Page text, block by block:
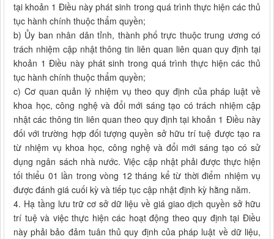
tại khoản 1 Điều này phát sinh trong quá trình thực hiện các thủ
tục hành chính thuộc thẩm quyền;
b) Ủy ban nhân dân tỉnh, thành phố trực thuộc trung ương có
trách nhiệm cập nhật thông tin liên quan liên quan quy định tại
khoản 1 Điều này phát sinh trong quá trình thực hiện các thủ
tục hành chính thuộc thẩm quyền;
c) Cơ quan quản lý nhiệm vụ theo quy định của pháp luật về
khoa học, công nghệ và đổi mới sáng tạo có trách nhiệm cập
nhật các thông tin liên quan theo quy định tại khoản 1 Điều này
đối với trường hợp đối tượng quyền sở hữu trí tuệ được tạo ra
từ nhiệm vụ khoa học, công nghệ và đổi mới sáng tạo có sử
dụng ngân sách nhà nước. Việc cập nhật phải được thực hiện
tối thiểu 01 lần trong vòng 12 tháng kể từ thời điểm nhiệm vụ
được đánh giá cuối kỳ và tiếp tục cập nhật định kỳ hằng năm.
4. Hạ tầng lưu trữ cơ sở dữ liệu về giá giao dịch quyền sở hữu
trí tuệ và việc thực hiện các hoạt động theo quy định tại Điều
này phải bảo đảm tuân thủ quy định của pháp luật về dữ liệu,